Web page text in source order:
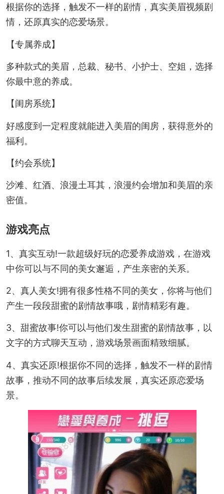
根据你的选择，触发不一样的剧情，真实美眉视频剧
情，还原真实的恋爱场景。
【专属养成】
多种款式的美眉，总裁、秘书、小护士、空姐，选择
你最中意的养成。
【闺房系统】
好感度到一定程度就能进入美眉的闺房，获得意外的
福利。
【约会系统】
沙滩、红酒、浪漫土耳其，浪漫约会增加和美眉的亲
密值。
游戏亮点
1、真实互动!一款超级好玩的恋爱养成游戏，在游戏
中你可以与不同的美女邂逅，产生亲密的关系。
2、真人美女!拥有很多性格不同的美女，你将与他们
产生一段段甜蜜的剧情故事哦，剧情精彩有趣。
3、甜蜜故事!你可以与他们发生甜蜜的剧情故事，以
文字的方式聊天互动，游戏场景画面精致细腻。
4、真实还原!根据你不同的选择，触发不一样的剧情
故事，推动不同的故事后续发展，真实还原恋爱场
景。